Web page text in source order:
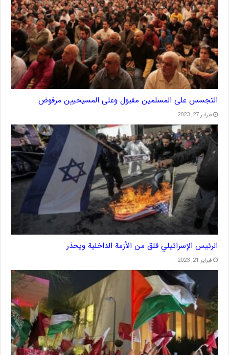
التجسس على المسلمين مقبول وعلى المسيحيين مرفوض
فبراير 27, 2023
الرئيس الإسرائيلي قلق من الأزمة الداخلية ويحذر
فبراير 21, 2023